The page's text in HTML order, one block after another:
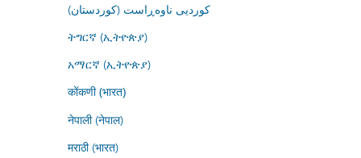
کوردیی ناوەڕاست (کوردستان)
ትግርኛ (ኢትዮጵያ)
አማርኛ (ኢትዮጵያ)
कोंकणी (भारत)
नेपाली (नेपाल)
मराठी (भारत)